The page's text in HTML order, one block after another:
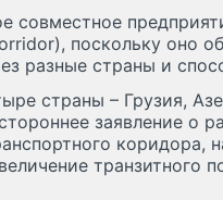
совместное
поскольку оно
разные страны и
страны – Грузия,
заявление о
коридора,
транзитного